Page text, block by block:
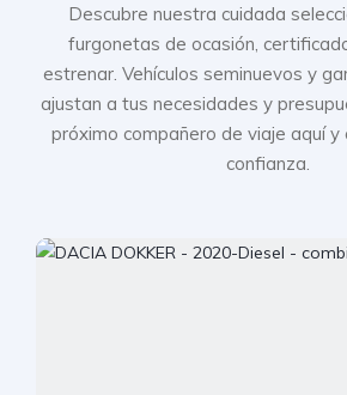
Descubre nuestra cuidada
furgonetas de ocasión,
estrenar. Vehículos seminuevos y
ajustan a tus necesidades y
próximo compañero de viaje aquí
confianza.